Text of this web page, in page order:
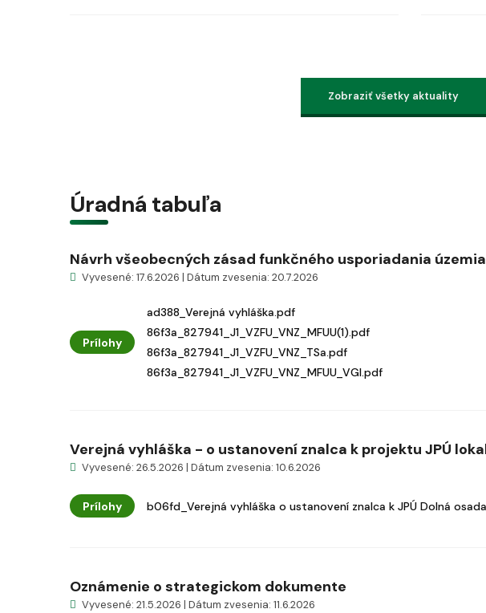
Zobraziť všetky aktuality
Úradná tabuľa
Návrh všeobecných zásad funkčného usporiadania
Vyvesené: 17.6.2026 | Dátum zvesenia: 20.7.2026
Prílohy
ad388_Verejná vyhláška.pdf
86f3a_827941_J1_VZFU_VNZ_MFUU(1).pdf
86f3a_827941_J1_VZFU_VNZ_TSa.pdf
86f3a_827941_J1_VZFU_VNZ_MFUU_VGI.pdf
Verejná vyhláška - o ustanovení znalca k projektu JPÚ
Vyvesené: 26.5.2026 | Dátum zvesenia: 10.6.2026
Prílohy b06fd_Verejná vyhláška o ustanovení znalca k JPÚ Dolná
Oznámenie o strategickom dokumente
Vyvesené: 21.5.2026 | Dátum zvesenia: 11.6.2026